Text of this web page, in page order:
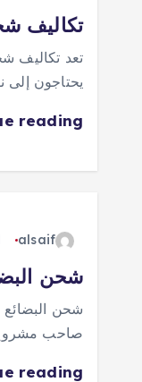
تكاليف
تعد تكاليف
يحتاجون إلى
reading
alsaif
شحن
شحن البضائع
صاحب مشروع
reading